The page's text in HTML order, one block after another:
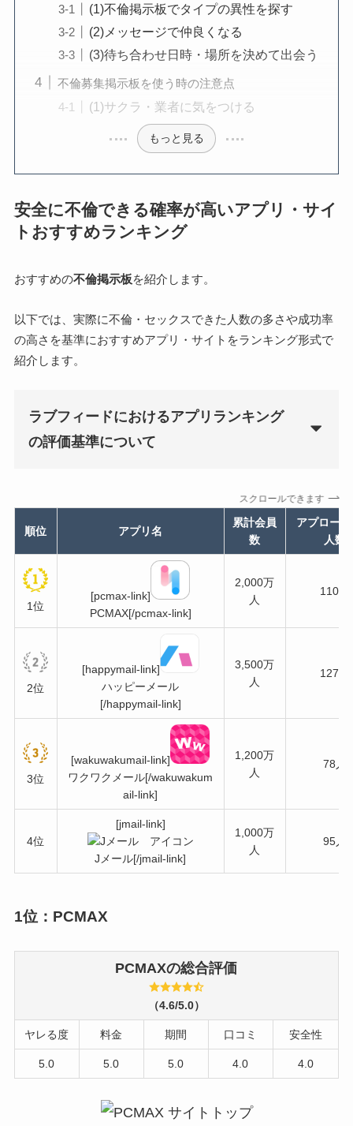
(1)不倫掲示板でタイプの異性を探す
(2)メッセージで仲良くなる
(3)待ち合わせ日時・場所を決めて出会う
不倫募集掲示板を使う時の注意点
(1)サクラ・業者に気をつける
もっと見る
安全に不倫できる確率が高いアプリ・サイ
トおすすめランキング
おすすめの不倫掲示板を紹介します。
以下では、実際に不倫・セックスできた人数の多さや成功率
の高さを基準におすすめアプリ・サイトをランキング形式で
紹介します。
ラブフィードにおけるアプリランキング
の評価基準について
スクロールできます
順位 アプリ名
累計会員
数
アプロー
人数
1位
[pcmax-link]
PCMAX[/pcmax-link]
2,000万
人
110人
2位
[happymail-link]
ハッピーメール
[/happymail-link]
3,500万
人
127人
3位
[wakuwakumail-link]
ワクワクメール[/wakuwakum
ail-link]
1,200万
人
78人
4位
[jmail-link]
Jメール[/jmail-link]
1,000万
人
95人
1位：PCMAX
PCMAXの総合評価
（4.6/5.0）
ヤレる度 料金 期間 口コミ 安全性
5.0 5.0 5.0 4.0 4.0